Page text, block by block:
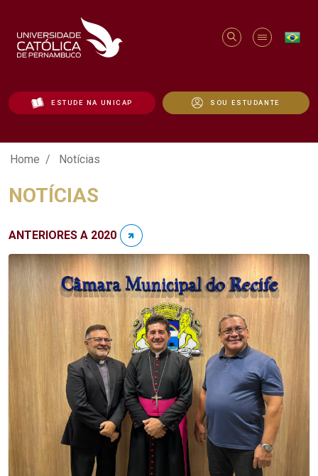
ESTUDE NA UNICAP SOU ESTUDANTE
Notícias - Unicap
Home Notícias
NOTÍCIAS
ANTERIORES A 2020